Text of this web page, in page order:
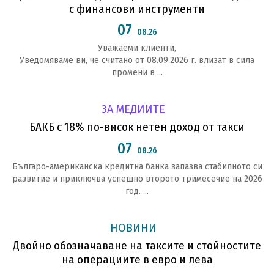
с финансови инструменти
07 08.26
Уважаеми клиенти,
Уведомяваме ви, че считано от 08.09.2026 г. влизат в сила
промени в ...
ЗА МЕДИИТЕ
БАКБ с 18% по-висок нетен доход от такси
07 08.26
Българо-американска кредитна банка запазва стабилното си
развитие и приключва успешно второто тримесечие на 2026
год. ...
НОВИНИ
Двойно обозначаване на таксите и стойностите
на операциите в евро и лева